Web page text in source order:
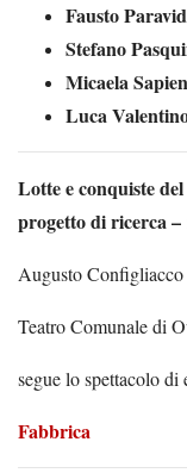
Fausto
Stefano
Micaela
Luca
Lotte e conquiste
progetto di ricerca –
Augusto
Teatro Comunale di
segue lo spettacolo
Fabbrica